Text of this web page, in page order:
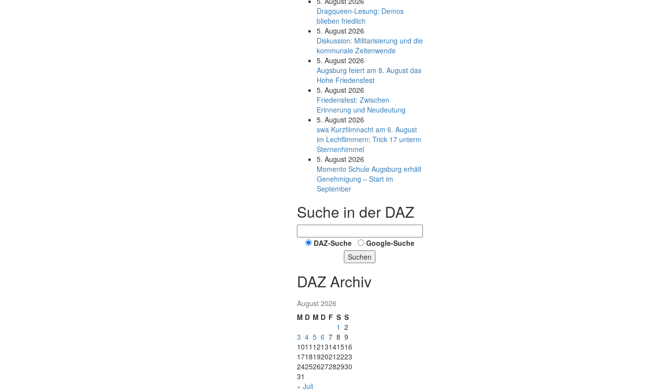
Dragqueen-Lesung: Demos
blieben friedlich
5. August 2026
Diskussion: Mi­li­ta­ri­sie­rung und die
kommunale Zeitenwende
5. August 2026
Augsburg feiert am 8. August das
Hohe Friedensfest
5. August 2026
Friedensfest: Zwischen
Erinnerung und Neudeutung
5. August 2026
swa Kurz­film­nacht am 6. August
im Lech­flim­mern: Trick 17 unterm
Sternen­himmel
5. August 2026
Momento Schule Augsburg erhält
Genehmigung – Start im
September
Suche in der DAZ
DAZ-Suche
Google-Suche
Suchen
DAZ Archiv
August 2026
M D M D F S S
1 2
3 4 5 6 7 8 9
1011 1213141516
17181920212223
24252627282930
31
« Juli